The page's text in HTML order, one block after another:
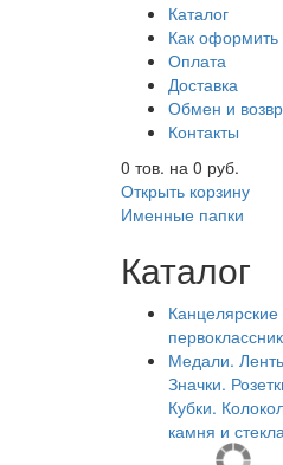
Каталог
Как оформить
Оплата
Доставка
Обмен и
Контакты
0 тов. на 0 руб.
Открыть корзину
Именные папки
Каталог
Медали.
Значки.
Кубки.
камня и